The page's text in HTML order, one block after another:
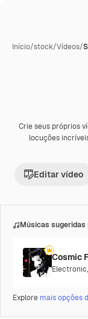
Início/stock/Vídeos/
Premium
Crie seus próprios
locuções
Editar vídeo
Músicas
Cosmic
Electronic,
Explore mais opções